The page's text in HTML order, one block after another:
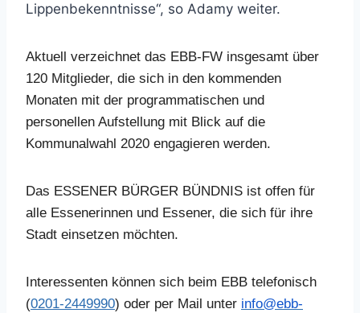
Lippenbekenntnisse“, so Adamy weiter.
Aktuell verzeichnet das EBB-FW insgesamt über
120 Mitglieder, die sich in den kommenden
Monaten mit der programmatischen und
personellen Aufstellung mit Blick auf die
Kommunalwahl 2020 engagieren werden.
Das ESSENER BÜRGER BÜNDNIS ist offen für
alle Essenerinnen und Essener, die sich für ihre
Stadt einsetzen möchten.
Interessenten können sich beim EBB telefonisch
(0201-2449990) oder per Mail unter info@ebb-